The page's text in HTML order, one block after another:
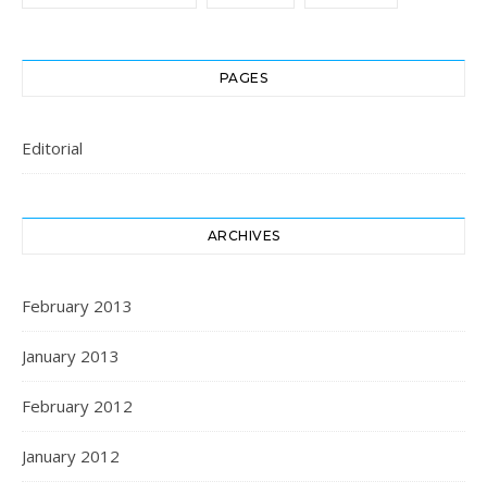
PAGES
Editorial
ARCHIVES
February 2013
January 2013
February 2012
January 2012